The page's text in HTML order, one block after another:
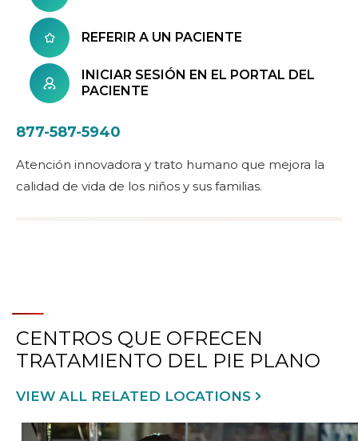
REFERIR A UN PACIENTE
INICIAR SESIÓN EN EL PORTAL DEL
PACIENTE
877-587-5940
Atención innovadora y trato humano que mejora la
calidad de vida de los niños y sus familias.
CENTROS QUE OFRECEN
TRATAMIENTO DEL PIE PLANO
VIEW ALL RELATED LOCATIONS